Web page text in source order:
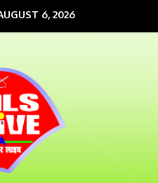
6, 2026